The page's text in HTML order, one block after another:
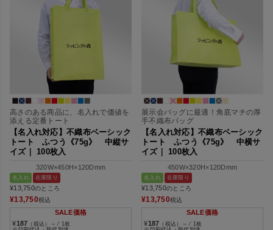
高さのある商品に、名入れで価値を
添える定番トート
【名入れ対応】不織布ベーシック
トート ふつう《75g》 中縦サ
イズ｜ 100枚入
320W×450H×120Dmm
名入れ 在庫限り
¥13,750のところ
¥13,750税込
SALE価格
¥187 （税込）～ ⁄ 1枚
展示会バッグに最適！角底マチの厚
手不織布バッグ
【名入れ対応】不織布ベーシック
トート ふつう《75g》 中横サ
イズ｜ 100枚入
450W×320H×120Dmm
名入れ 在庫限り
¥13,750のところ
¥13,750税込
SALE価格
¥187 （税込）～ ⁄ 1枚